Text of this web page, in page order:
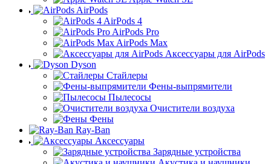
AirPods
AirPods 4
AirPods Pro
AirPods Max
Аксессуары для AirPods
Dyson
Стайлеры
Фены-выпрямители
Пылесосы
Очистители воздуха
Фены
Ray-Ban
Аксессуары
Зарядные устройства